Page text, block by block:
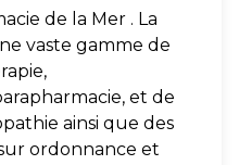
de la Mer . La
vaste gamme de
et de
ainsi que des
ordonnance et